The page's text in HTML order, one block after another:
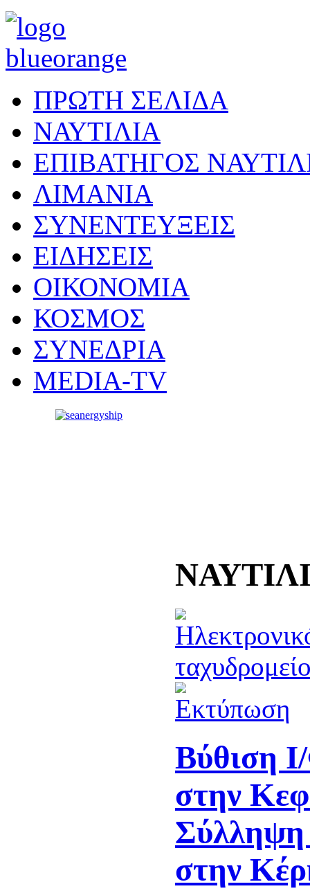
ΠΡΩΤΗ ΣΕΛΙΔΑ
ΝΑΥΤΙΛΙΑ
ΕΠΙΒΑΤΗΓΟΣ
ΛΙΜΑΝΙΑ
ΣΥΝΕΝΤΕΥΞΕΙΣ
ΕΙΔΗΣΕΙΣ
ΟΙΚΟΝΟΜΙΑ
ΚΟΣΜΟΣ
ΣΥΝΕΔΡΙΑ
MEDIA-TV
Βύθιση
στην
Σύλληψη
στην